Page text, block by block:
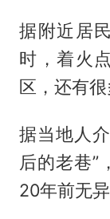
据附近居
时，着火
区，还有很
据当地人
后的老巷”
20年前无异